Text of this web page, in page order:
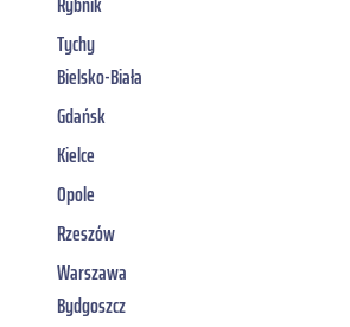
Tychy
Bielsko-Biała
Gdańsk
Kielce
Opole
Rzeszów
Warszawa
Bydgoszcz